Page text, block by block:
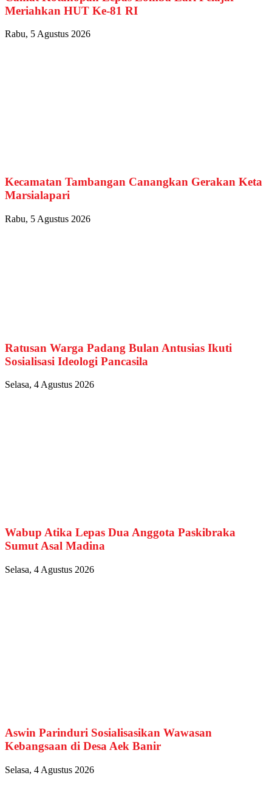
Meriahkan HUT Ke-81 RI
Rabu, 5 Agustus 2026
Kecamatan Tambangan Canangkan Gerakan Keta
Marsialapari
Rabu, 5 Agustus 2026
Ratusan Warga Padang Bulan Antusias Ikuti
Sosialisasi Ideologi Pancasila
Selasa, 4 Agustus 2026
Wabup Atika Lepas Dua Anggota Paskibraka
Sumut Asal Madina
Selasa, 4 Agustus 2026
Aswin Parinduri Sosialisasikan Wawasan
Kebangsaan di Desa Aek Banir
Selasa, 4 Agustus 2026